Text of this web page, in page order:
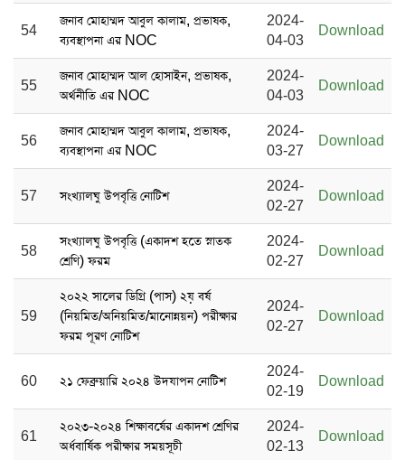
54
জনাব মোহাম্মদ আবুল কালাম, প্রভাষক,
ব্যবস্থাপনা এর NOC
2024-
04-03
Download
55
জনাব মোহাম্মদ আল হোসাইন, প্রভাষক,
অর্থনীতি এর NOC
2024-
04-03
Download
56
জনাব মোহাম্মদ আবুল কালাম, প্রভাষক,
ব্যবস্থাপনা এর NOC
2024-
03-27
Download
57 সংখ্যালঘু উপবৃত্তি নোটিশ
2024-
02-27
Download
58
সংখ্যালঘু উপবৃত্তি (একাদশ হতে স্নাতক
শ্রেণি) ফরম
2024-
02-27
Download
59
২০২২ সালের ডিগ্রি (পাস) ২য় বর্ষ
(নিয়মিত/অনিয়মিত/মানোন্নয়ন) পরীক্ষার
ফরম পূরণ নোটিশ
2024-
02-27
Download
60 ২১ ফেব্রুয়ারি ২০২৪ উদযাপন নোটিশ
2024-
02-19
Download
61
২০২৩-২০২৪ শিক্ষাবর্ষের একাদশ শ্রেণির
অর্ধবার্ষিক পরীক্ষার সময়সূচী
2024-
02-13
Download